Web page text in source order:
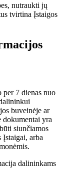
nutraukti jų
tvirtina Įstaigos
7 dienas nuo
buveinėje ar
yra
siunčiamos
arba
dalininkams